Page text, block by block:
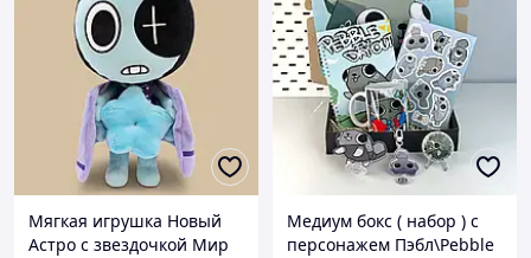
Мягкая игрушка Новый
Астро с звездочкой Мир
Медиум бокс ( набор ) с
персонажем Пэбл\Pebble